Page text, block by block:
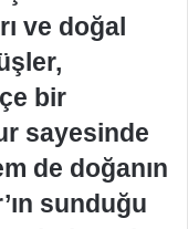
ve doğal
bir
sayesinde
de doğanın
sunduğu